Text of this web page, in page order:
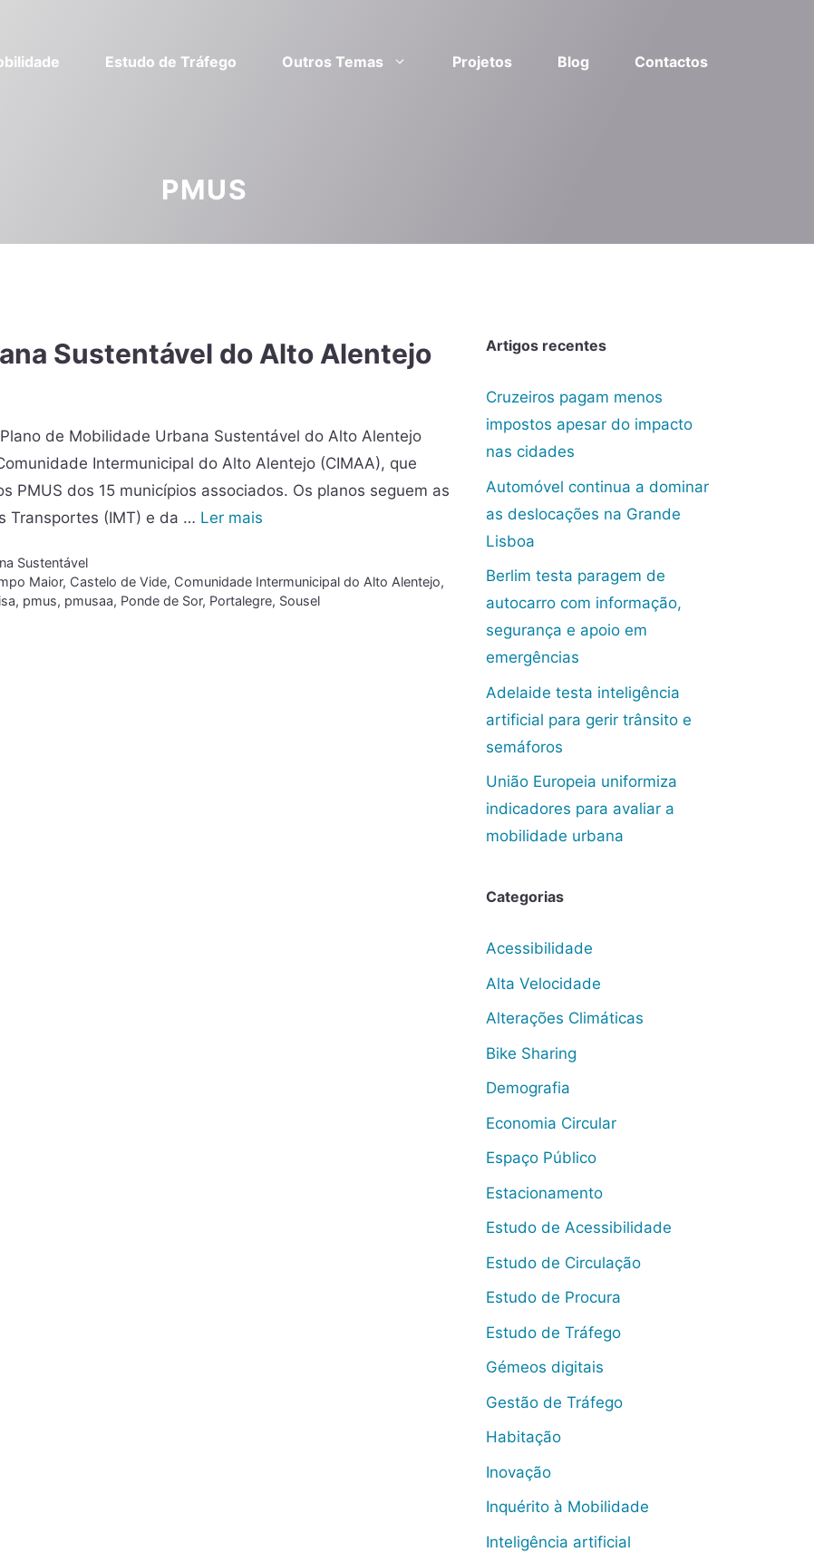
Estudo de Tráfego Outros Temas Projetos Blog Contactos
PMUS
Sustentável do Alto Alentejo
de Mobilidade Urbana Sustentável do Alto Alentejo
Intermunicipal do Alto Alentejo (CIMAA), que
PMUS dos 15 municípios associados. Os planos seguem as
Transportes (IMT) e da … Ler mais
Sustentável
Maior, Castelo de Vide, Comunidade Intermunicipal do Alto Alentejo,
, pmus, pmusaa, Ponde de Sor, Portalegre, Sousel
Artigos recentes
Cruzeiros pagam menos
impostos apesar do impacto
nas cidades
Automóvel continua a dominar
as deslocações na Grande
Lisboa
Berlim testa paragem de
autocarro com informação,
segurança e apoio em
emergências
Adelaide testa inteligência
artificial para gerir trânsito e
semáforos
União Europeia uniformiza
indicadores para avaliar a
mobilidade urbana
Categorias
Acessibilidade
Alta Velocidade
Alterações Climáticas
Bike Sharing
Demografia
Economia Circular
Espaço Público
Estacionamento
Estudo de Acessibilidade
Estudo de Circulação
Estudo de Procura
Estudo de Tráfego
Gémeos digitais
Gestão de Tráfego
Habitação
Inovação
Inquérito à Mobilidade
Inteligência artificial